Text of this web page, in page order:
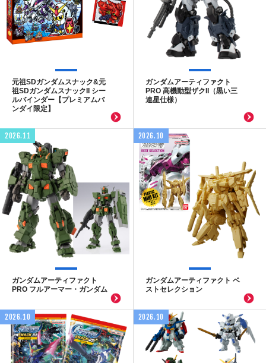
元祖SDガンダムスナック&元
祖SDガンダムスナックII シー
ルバインダー【プレミアムバ
ンダイ限定】
ガンダムアーティファクト
PRO 高機動型ザクII（黒い三
連星仕様）
2026.11
ガンダムアーティファクト
PRO フルアーマー・ガンダム
2026.10
ガンダムアーティファクト ベ
ストセレクション
2026.10 2026.10